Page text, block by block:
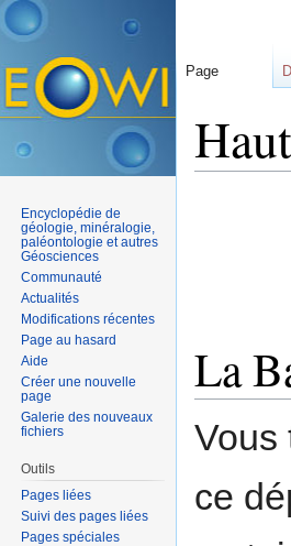
La
Vous
ce
Page
Encyclopédie de
géologie, minéralogie,
paléontologie et autres
Géosciences
Communauté
Actualités
Modifications récentes
Page au hasard
Aide
Créer une nouvelle
page
Galerie des nouveaux
fichiers
Outils
Pages liées
Suivi des pages liées
Pages spéciales